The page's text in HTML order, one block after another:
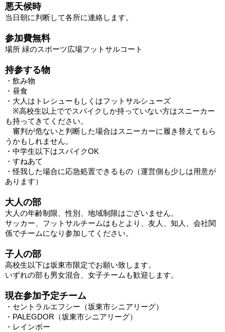
悪天候時
当日朝に判断して各所に連絡します。
参加費無料
場所 緑のスポーツ広場フットサルコート
持参する物
・飲み物
・昼食
・大人はトレシューもしくはフットサルシューズ
※高校生以上ででスパイクしか持っていない方はスニーカー
も持ってきてください。
審判が危ないと判断した場合はスニーカーに履き替えてもら
うかもしれません。
・中学生以下はスパイクOK
・すねあて
・怪我した場合に応急処置できるもの（運営側も少しは用意が
あります）
大人の部
大人の年齢制限、性別、地域制限はございません。
サッカー、フットサルチームはもとより、友人、知人、会社関
係でチームになり参加してください。
子人の部
高校生以下は坂東市限定でお願い致します。
いずれの部も男女混合、女子チームも歓迎します。
現在参加予定チーム
・セントラルエフシー（坂東市シニアリーグ）
・PALEGDOR（坂東市シニアリーグ）
・レインボー